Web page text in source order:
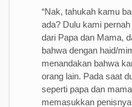
“Nak, tahukah kamu
ada? Dulu kami
dari Papa dan Mama,
bahwa dengan haid/
menandakan bahwa
orang lain. Pada saat
seperti papa dan
memasukkan